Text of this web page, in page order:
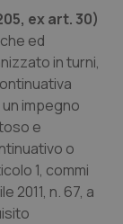
ex art. 30)
ed
in turni,
impegno
e
o
1, commi
2011, n. 67, a